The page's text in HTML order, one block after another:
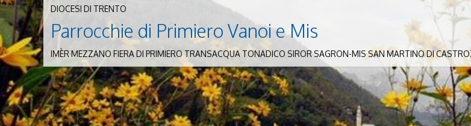
DIOCESI DI TRENTO
Parrocchie di Primiero Vanoi e Mis
IMÈR MEZZANO FIERA DI PRIMIERO TRANSACQUA TONADICO SIROR SAGRON-MIS SAN MARTINO DI